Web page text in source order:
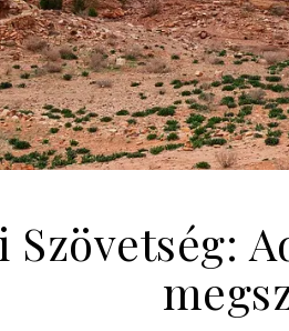
Szövetség: